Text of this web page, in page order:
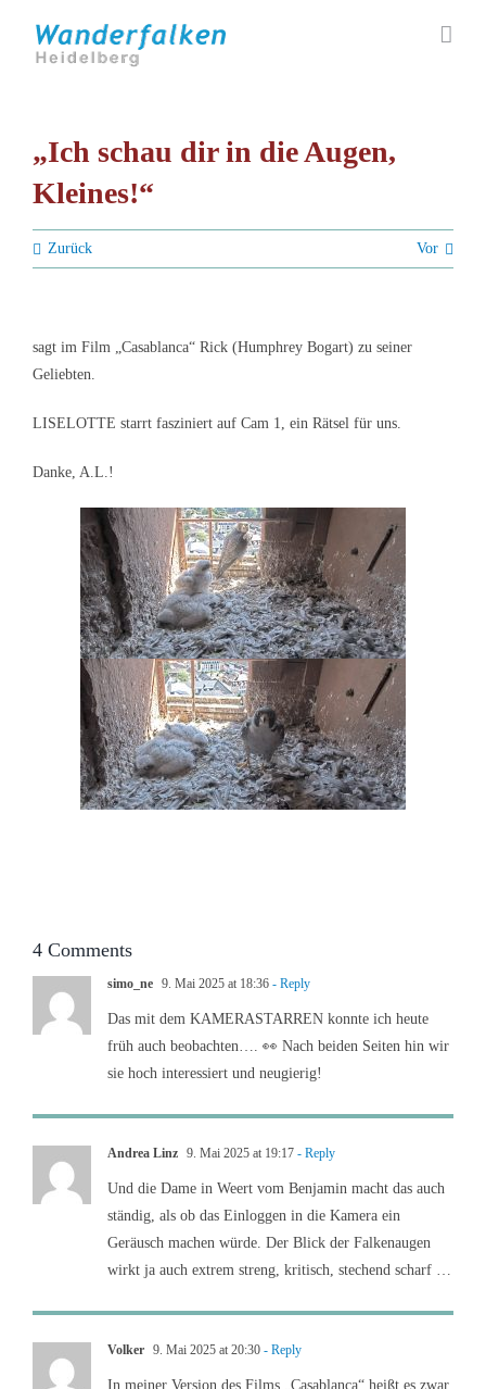
springen
„Ich schau dir in die Augen,
Kleines!“
Zurück Vor
sagt im Film „Casablanca“ Rick (Humphrey Bogart) zu seiner
Geliebten.
LISELOTTE starrt fasziniert auf Cam 1, ein Rätsel für uns.
Danke, A.L.!
4 Comments
simo_ne 9. Mai 2025 at 18:36- Reply
Das mit dem KAMERASTARREN konnte ich heute
früh auch beobachten…. 👀 Nach beiden Seiten hin wir
sie hoch interessiert und neugierig!
Andrea Linz 9. Mai 2025 at 19:17- Reply
Und die Dame in Weert vom Benjamin macht das auch
ständig, als ob das Einloggen in die Kamera ein
Geräusch machen würde. Der Blick der Falkenaugen
wirkt ja auch extrem streng, kritisch, stechend scharf …
Volker 9. Mai 2025 at 20:30- Reply
In meiner Version des Films „Casablanca“ heißt es zwar